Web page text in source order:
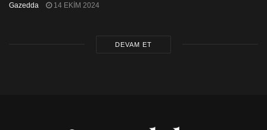
Gazedda 14 EKIM 2024
DEVAM ET